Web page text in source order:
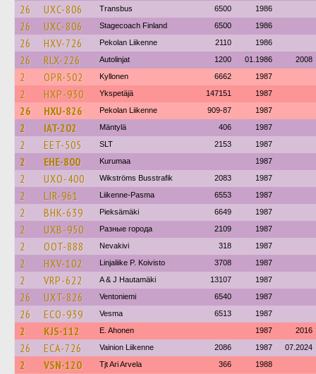
26 UXC-806 Transbus 6500 1986
26 UXC-806 Stagecoach Finland 6500 1986
26 HXV-726 Pekolan Liikenne 2110 1986
26 RLX-226 Autolinjat 1200 01.1986 2008
2 OPR-502 Kyllonen 6662 1987
2 HXP-930 Ykspetäjä 147151 1987
26 HXU-826 Pekolan Liikenne 909-87 1987
2 IAT-202 Mäntylä 406 1987
2 EET-505 SLT 2153 1987
2 EHE-800 Kurumaa 1987
2 UXO-400 Wikströms Busstrafik 2083 1987
2 LJR-961 Liikenne-Pasma 6553 1987
2 BHK-639 Pieksämäki 6649 1987
2 UXB-950 Разные города 2109 1987
2 OOT-888 Nevakivi 318 1987
2 HXV-102 Linjaliike P. Koivisto 3708 1987
2 VRP-622 A & J Hautamäki 13107 1987
26 UXT-826 Ventoniemi 6540 1987
26 ECO-939 Vesma 6513 1987
2 KJS-112 E. Ahonen 1987 2016
26 ECA-726 Vainion Liikenne 2086 1987 07.2024
2 VSN-120 Tjt Ari Arvela 366 1988